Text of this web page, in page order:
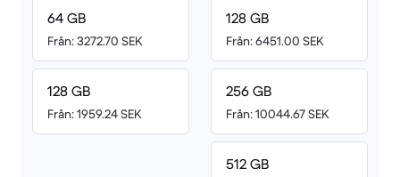
64 GB
Från: 3272.70 SEK
128 GB
Från: 1959.24 SEK
128 GB
Från: 6451.00 SEK
256 GB
Från: 10044.67 SEK
512 GB